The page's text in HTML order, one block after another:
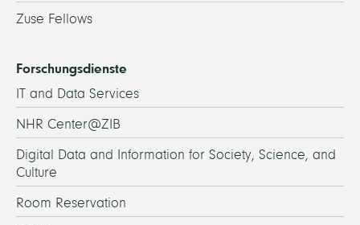
Zuse Fellows
Forschungsdienste
IT and Data Services
NHR Center@ZIB
Digital Data and Information for Society, Science, and
Culture
Room Reservation